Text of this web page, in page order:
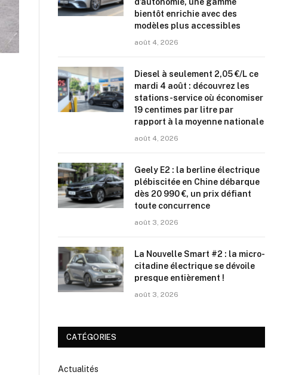
bientôt enrichie avec des
modèles plus accessibles
août 4, 2026
Diesel à seulement 2,05 €/L ce
mardi 4 août : découvrez les
stations-service où économiser
19 centimes par litre par
rapport à la moyenne nationale
août 4, 2026
Geely E2 : la berline électrique
plébiscitée en Chine débarque
dès 20 990 €, un prix défiant
toute concurrence
août 3, 2026
La Nouvelle Smart #2 : la micro-
citadine électrique se dévoile
presque entièrement !
août 3, 2026
CATÉGORIES
Actualités